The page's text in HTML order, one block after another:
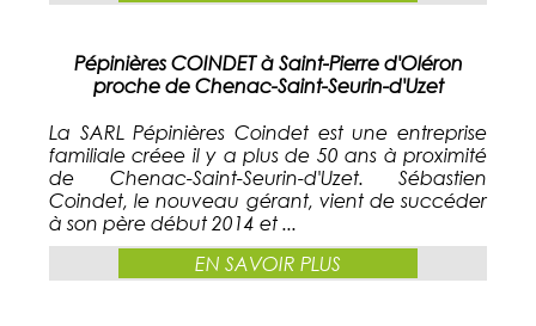
Pépinières COINDET à Saint-Pierre d'Oléron
proche de Chenac-Saint-Seurin-d'Uzet
La SARL Pépinières Coindet est une entreprise
familiale créee il y a plus de 50 ans à proximité
de Chenac-Saint-Seurin-d'Uzet. Sébastien
Coindet, le nouveau gérant, vient de succéder
à son père début 2014 et ...
EN SAVOIR PLUS